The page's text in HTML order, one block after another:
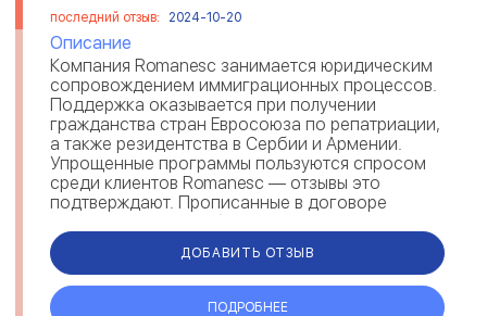
последний отзыв: 2024-10-20
Описание
Компания Romanesc занимается юридическим
сопровождением иммиграционных процессов.
Поддержка оказывается при получении
гражданства стран Евросоюза по репатриации,
а также резидентства в Сербии и Армении.
Упрощенные программы пользуются спросом
среди клиентов Romanesc — отзывы это
подтверждают. Прописанные в договоре
гарантии, говорят об ответственности и
надежности ...
ДОБАВИТЬ ОТЗЫВ
ПОДРОБНЕЕ